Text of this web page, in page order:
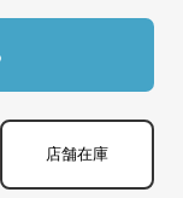
店舗在庫